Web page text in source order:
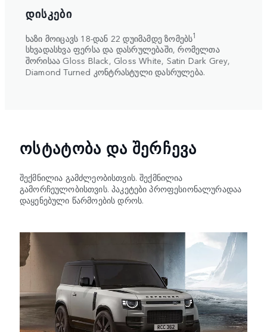
ᲓᲘᲡᲙᲔᲑᲘ
ხაზი მოიცავს 18-დან 22 დუიმამდე ზომებს1
სხვადასხვა ფერსა და დასრულებაში, რომელთა
შორისაა Gloss Black, Gloss White, Satin Dark Grey,
Diamond Turned კონტრასტული დასრულება.
ᲝᲡᲢᲐᲢᲝᲑᲐ ᲓᲐ ᲨᲔᲠᲩᲔᲕᲐ
შექმნილია გამძლეობისთვის. შექმნილია
გამორჩეულობისთვის. პაკეტები პროფესიონალურადაა
დაყენებული წარმოების დროს.